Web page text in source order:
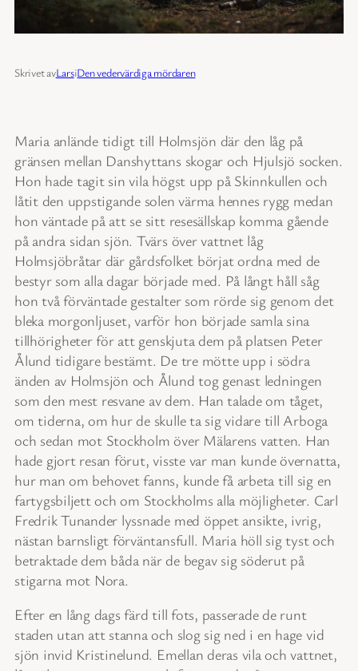
Skrivet avLarsiDen vedervärdiga mördaren
Maria anlände tidigt till Holmsjön där den låg på
gränsen mellan Danshyttans skogar och Hjulsjö socken.
Hon hade tagit sin vila högst upp på Skinnkullen och
låtit den uppstigande solen värma hennes rygg medan
hon väntade på att se sitt resesällskap komma gående
på andra sidan sjön. Tvärs över vattnet låg
Holmsjöbråtar där gårdsfolket börjat ordna med de
bestyr som alla dagar började med. På långt håll såg
hon två förväntade gestalter som rörde sig genom det
bleka morgonljuset, varför hon började samla sina
tillhörigheter för att genskjuta dem på platsen Peter
Ålund tidigare bestämt. De tre mötte upp i södra
änden av Holmsjön och Ålund tog genast ledningen
som den mest resvane av dem. Han talade om tåget,
om tiderna, om hur de skulle ta sig vidare till Arboga
och sedan mot Stockholm över Mälarens vatten. Han
hade gjort resan förut, visste var man kunde övernatta,
hur man om behovet fanns, kunde få arbeta till sig en
fartygsbiljett och om Stockholms alla möjligheter. Carl
Fredrik Tunander lyssnade med öppet ansikte, ivrig,
nästan barnsligt förväntansfull. Maria höll sig tyst och
betraktade dem båda när de begav sig söderut på
stigarna mot Nora.
Efter en lång dags färd till fots, passerade de runt
staden utan att stanna och slog sig ned i en hage vid
sjön invid Kristinelund. Emellan deras vila och vattnet,